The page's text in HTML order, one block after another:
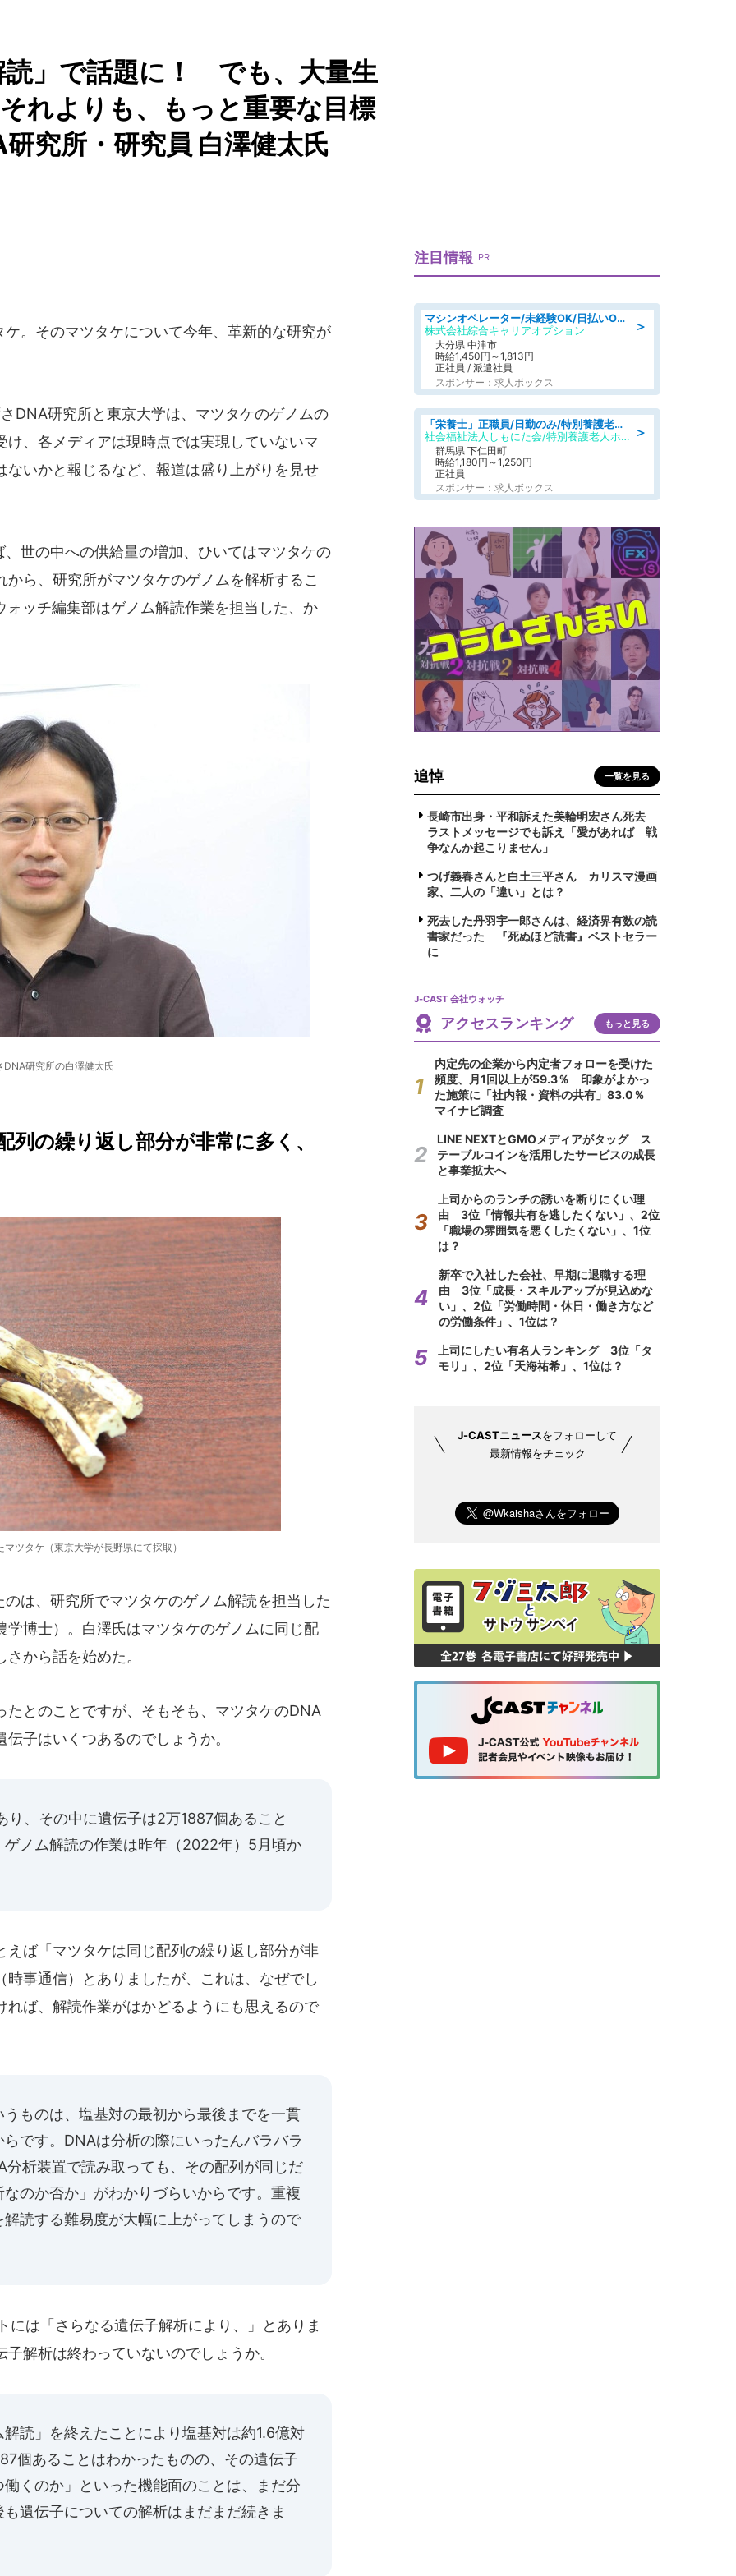
」で話題に！ でも、大量生
れよりも、もっと重要な目標
究所・研究員 白澤健太氏
。そのマツタケについて今年、革新的な研究が
研究所と東京大学は、マツタケのゲノムの
、各メディアは現時点では実現していないマ
いかと報じるなど、報道は盛り上がりを見せ
世の中への供給量の増加、ひいてはマツタケの
ら、研究所がマツタケのゲノムを解析するこ
ッチ編集部はゲノム解読作業を担当した、か
DNA研究所の白澤健太氏
の繰り返し部分が非常に多く、
ツタケ（東京大学が長野県にて採取）
は、研究所でマツタケのゲノム解読を担当した
博士）。白澤氏はマツタケのゲノムに同じ配
から話を始めた。
とのことですが、そもそも、マツタケのDNA
子はいくつあるのでしょうか。
、その中に遺伝子は2万1887個あること
ノム解読の作業は昨年（2022年）5月頃か
ば「マツタケは同じ配列の繰り返し部分が非
事通信）とありましたが、これは、なぜでし
ば、解読作業がはかどるようにも思えるので
ものは、塩基対の最初から最後までを一貫
です。DNAは分析の際にいったんバラバラ
析装置で読み取っても、その配列が同じだ
のか否か」がわかりづらいからです。重複
読する難易度が大幅に上がってしまうので
は「さらなる遺伝子解析により、」とありま
解析は終わっていないのでしょうか。
読」を終えたことにより塩基対は約1.6億対
個あることはわかったものの、その遺伝子
くのか」といった機能面のことは、まだ分
遺伝子についての解析はまだまだ続きま
注目情報 PR
＞
マシンオペレーター/未経験OK/日払いOK/寮費無料/交替制/20・30・40代活躍中
株式会社綜合キャリアオプション
大分県 中津市
時給1,450円～1,813円
正社員 / 派遣社員
スポンサー：求人ボックス
＞
「栄養士」正職員/日勤のみ/特別養護老人ホーム
社会福祉法人しもにた会/特別養護老人ホーム かぶらの里
群馬県 下仁田町
時給1,180円～1,250円
正社員
スポンサー：求人ボックス
追悼 一覧を見る
長崎市出身・平和訴えた美輪明宏さん死去
ラストメッセージでも訴え「愛があれば 戦
争なんか起こりません」
つげ義春さんと白土三平さん カリスマ漫画
家、二人の「違い」とは？
死去した丹羽宇一郎さんは、経済界有数の読
書家だった 『死ぬほど読書』ベストセラー
に
J-CAST 会社ウォッチ
アクセスランキング もっと見る
内定先の企業から内定者フォローを受けた
頻度、月1回以上が59.3％ 印象がよかっ
た施策に「社内報・資料の共有」83.0％
マイナビ調査
LINE NEXTとGMOメディアがタッグ ス
テーブルコインを活用したサービスの成長
と事業拡大へ
上司からのランチの誘いを断りにくい理
由 3位「情報共有を逃したくない」、2位
「職場の雰囲気を悪くしたくない」、1位
は？
新卒で入社した会社、早期に退職する理
由 3位「成長・スキルアップが見込めな
い」、2位「労働時間・休日・働き方など
の労働条件」、1位は？
上司にしたい有名人ランキング 3位「タ
モリ」、2位「天海祐希」、1位は？
J-CASTニュースをフォローして
最新情報をチェック